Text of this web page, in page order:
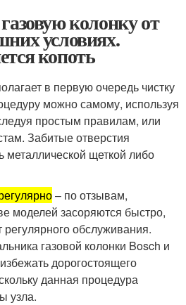
колонку от
условиях.
копоть
в первую очередь чистку
можно самому, используя
простым правилам, или
Забитые отверстия
металлической щеткой либо
– по отзывам,
моделей засоряются быстро,
регулярного обслуживания.
газовой колонки Bosch и
дорогостоящего
данная процедура
узла.